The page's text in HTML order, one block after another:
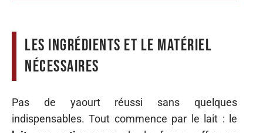
Les ingrédients et le matériel
nécessaires
Pas de yaourt réussi sans quelques
indispensables. Tout commence par le lait : le